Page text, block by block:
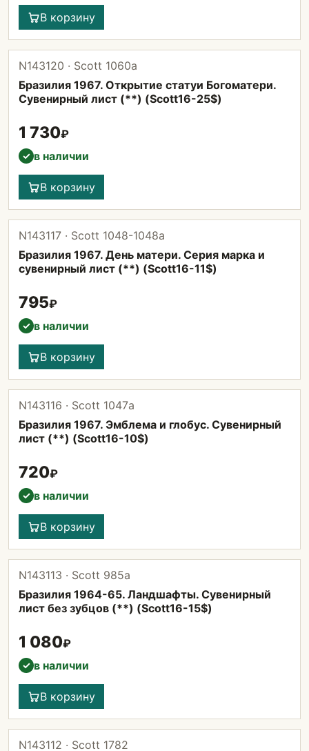
В корзину
N143120 · Scott 1060а
Бразилия 1967. Открытие статуи Богоматери.
Сувенирный лист (**) (Scott16-25$)
1 730₽
✓ в наличии
В корзину
N143117 · Scott 1048-1048а
Бразилия 1967. День матери. Серия марка и
сувенирный лист (**) (Scott16-11$)
795₽
✓ в наличии
В корзину
N143116 · Scott 1047а
Бразилия 1967. Эмблема и глобус. Сувенирный
лист (**) (Scott16-10$)
720₽
✓ в наличии
В корзину
N143113 · Scott 985а
Бразилия 1964-65. Ландшафты. Сувенирный
лист без зубцов (**) (Scott16-15$)
1 080₽
✓ в наличии
В корзину
N143112 · Scott 1782